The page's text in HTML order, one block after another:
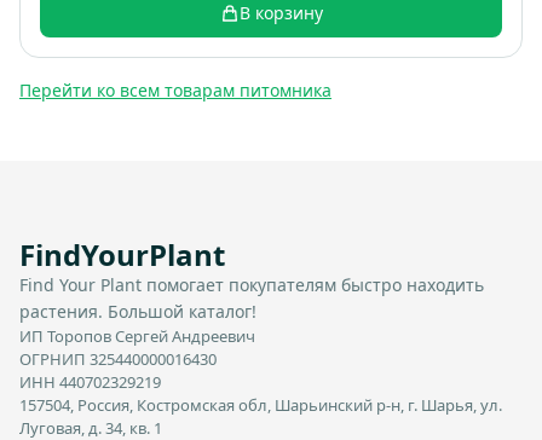
В корзину
Перейти ко всем товарам питомника
FindYourPlant
Find Your Plant помогает покупателям быстро находить
растения. Большой каталог!
ИП Торопов Сергей Андреевич
ОГРНИП 325440000016430
ИНН 440702329219
157504, Россия, Костромская обл, Шарьинский р-н, г. Шарья, ул.
Луговая, д. 34, кв. 1